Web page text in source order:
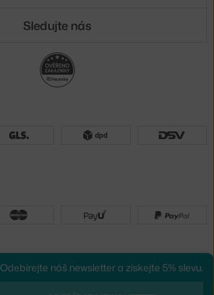
Odebírejte náš newsletter a získejte 5% slevu.
Sledujte nás